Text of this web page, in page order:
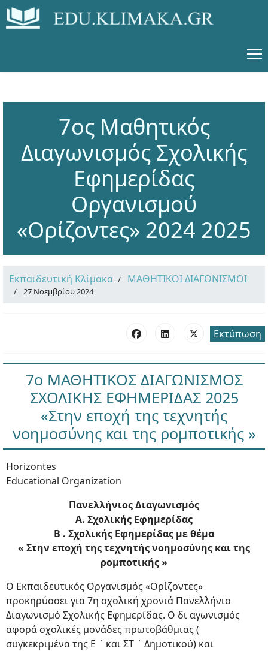
7ος Μαθητικός
Διαγωνισμός Σχολικής
Εφημερίδας
Οργανισμού
«Ορίζοντες» 2024 2025
Εκπαιδευτική Κλίμακα ΜΑΘΗΤΙΚΟΙ ΔΙΑΓΩΝΙΣΜΟΙ
27 Νοεμβρίου 2024
Εκτύπωση
7ο ΜΑΘΗΤΙΚΟΣ ΔΙΑΓΩΝΙΣΜΟΣ
ΣΧΟΛΙΚΗΣ ΕΦΗΜΕΡΙΔΑΣ 2025
«Στην εποχή της τεχνητής
νοημοσύνης και της ρομποτικής »
Horizontes
Educational Organization
Πανελλήνιος Διαγωνισμός
Α. Σχολικής Εφημερίδας
B . Σχολικής Εφημερίδας με θέμα
« Στην εποχή της τεχνητής νοημοσύνης και της
ρομποτικής »
Ο Εκπαιδευτικός Οργανισμός «Ορίζοντες»
προκηρύσσει για 7η σχολική χρονιά Πανελλήνιο
Διαγωνισμό Σχολικής Εφημερίδας. Ο δι αγωνισμός
αφορά σχολικές μονάδες πρωτοβάθμιας (
συγκεκριμένα της Ε ΄ και ΣΤ ΄ Δημοτικού) και